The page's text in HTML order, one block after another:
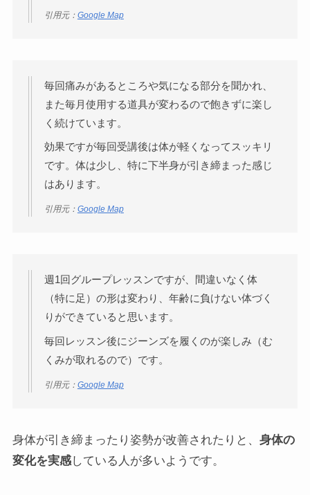
引用元： Google Map
毎回痛みがあるところや気になる部分を聞かれ、
また毎月使用する道具が変わるので飽きずに楽し
く続けています。
効果ですが毎回受講後は体が軽くなってスッキリ
です。体は少し、特に下半身が引き締まった感じ
はあります。
引用元： Google Map
週1回グループレッスンですが、間違いなく体
（特に足）の形は変わり、年齢に負けない体づく
りができていると思います。
毎回レッスン後にジーンズを履くのが楽しみ（む
くみが取れるので）です。
引用元： Google Map
身体が引き締まったり姿勢が改善されたりと、 身体の
変化を実感している人が多いようです。